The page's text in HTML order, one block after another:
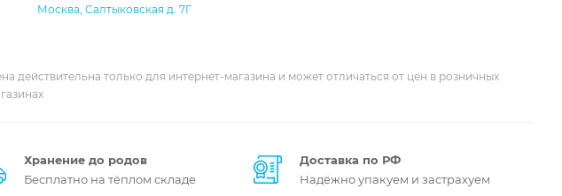
Москва, Салтыковская д. 7Г
действительна только для интернет-магазина и может отличаться от цен в розничных
Хранение до родов
Бесплатно на тёплом складе
Доставка по РФ
Надёжно упакуем и застрахуем